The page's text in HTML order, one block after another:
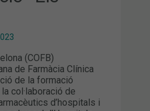
(COFB)
de Farmàcia Clínica
de la formació
col·laboració de
d’hospitals i